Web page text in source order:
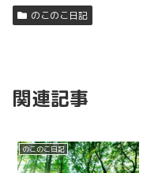
のこのこ日記
関連記事
のこのこ日記